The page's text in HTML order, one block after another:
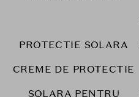
PROTECTIE SOLARA
CREME DE PROTECTIE
SOLARA PENTRU